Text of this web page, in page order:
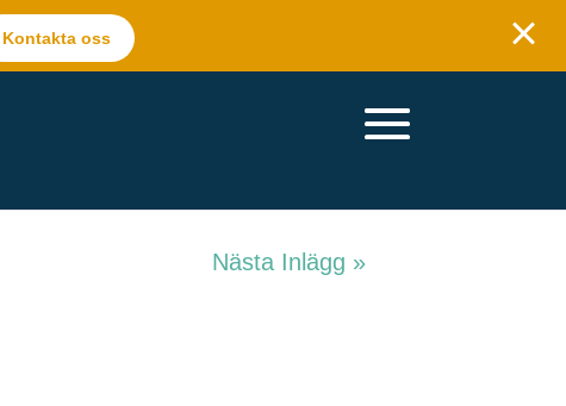
Kontakta oss
Nästa Inlägg »